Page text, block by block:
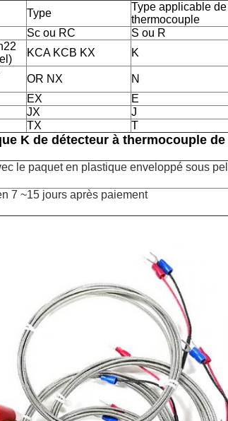
Type
Type applicable de
thermocouple
Sc ou RC
S ou R
KCA KCB KX
K
OR NX
N
EX
E
JX
J
TX T
K de détecteur à thermocouple
le paquet en plastique enveloppé sous
7 ~15 jours après paiement